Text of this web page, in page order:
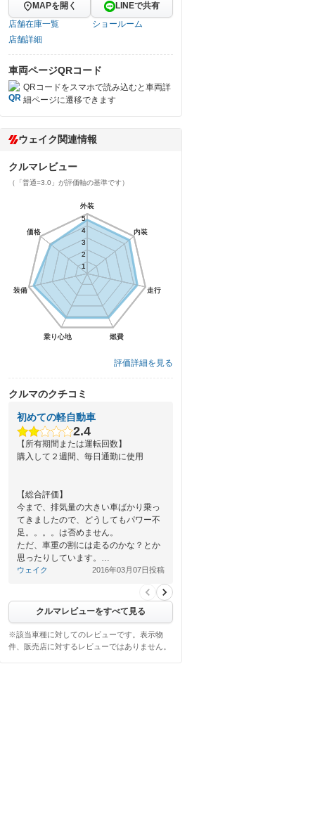
MAPを開く
LINEで共有
店舗在庫一覧
ショールーム
店舗詳細
車両ページQRコード
QRコードをスマホで読み込むと車両詳
細ページに遷移できます
ウェイク関連情報
クルマレビュー
（「普通=3.0」が評価軸の基準です）
外装
内装
走行
燃費
乗り心地
装備
価格
1
2
3
4
5
外装
内装
走行
燃費
乗り心地
装備
価格
1
2
3
4
5
評価詳細を見る
クルマのクチコミ
初めての軽自動車
2.4
【所有期間または運転回数】
購入して２週間、毎日通勤に使用
【総合評価】
今まで、排気量の大きい車ばかり乗っ
てきましたので、どうしてもパワー不
足。。。。は否めません。
ただ、車重の割には走るのかな？とか
思ったりしています。…
ウェイク 2016年03月07日投稿
クルマレビューをすべて見る
※該当車種に対してのレビューです。表示物
件、販売店に対するレビューではありません。